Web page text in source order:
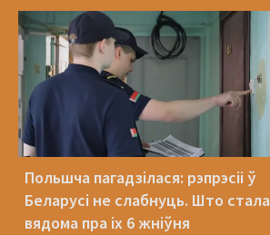
Польшча пагадзілася: рэпрэсіі ў
Беларусі не слабнуць. Што стала
вядома пра іх 6 жніўня